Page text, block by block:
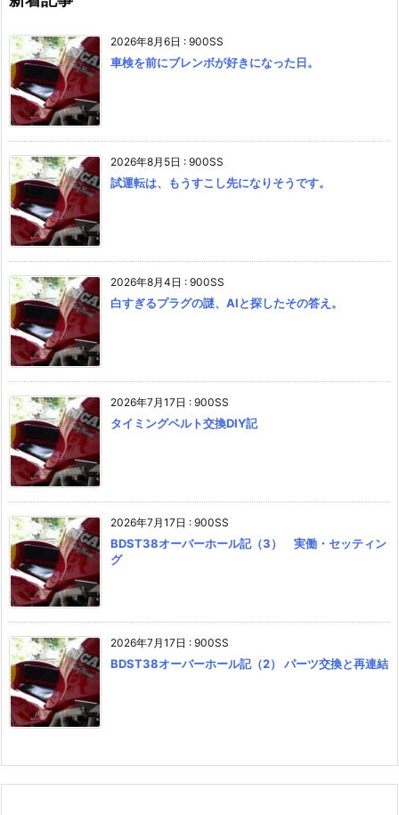
2026年8月6日 : 900SS
車検を前にブレンボが好きになった日。
2026年8月5日 : 900SS
試運転は、もうすこし先になりそうです。
2026年8月4日 : 900SS
白すぎるプラグの謎、AIと探したその答え。
2026年7月17日 : 900SS
タイミングベルト交換DIY記
2026年7月17日 : 900SS
BDST38オーバーホール記（3） 実働・セッティン
グ
2026年7月17日 : 900SS
BDST38オーバーホール記（2） パーツ交換と再連結